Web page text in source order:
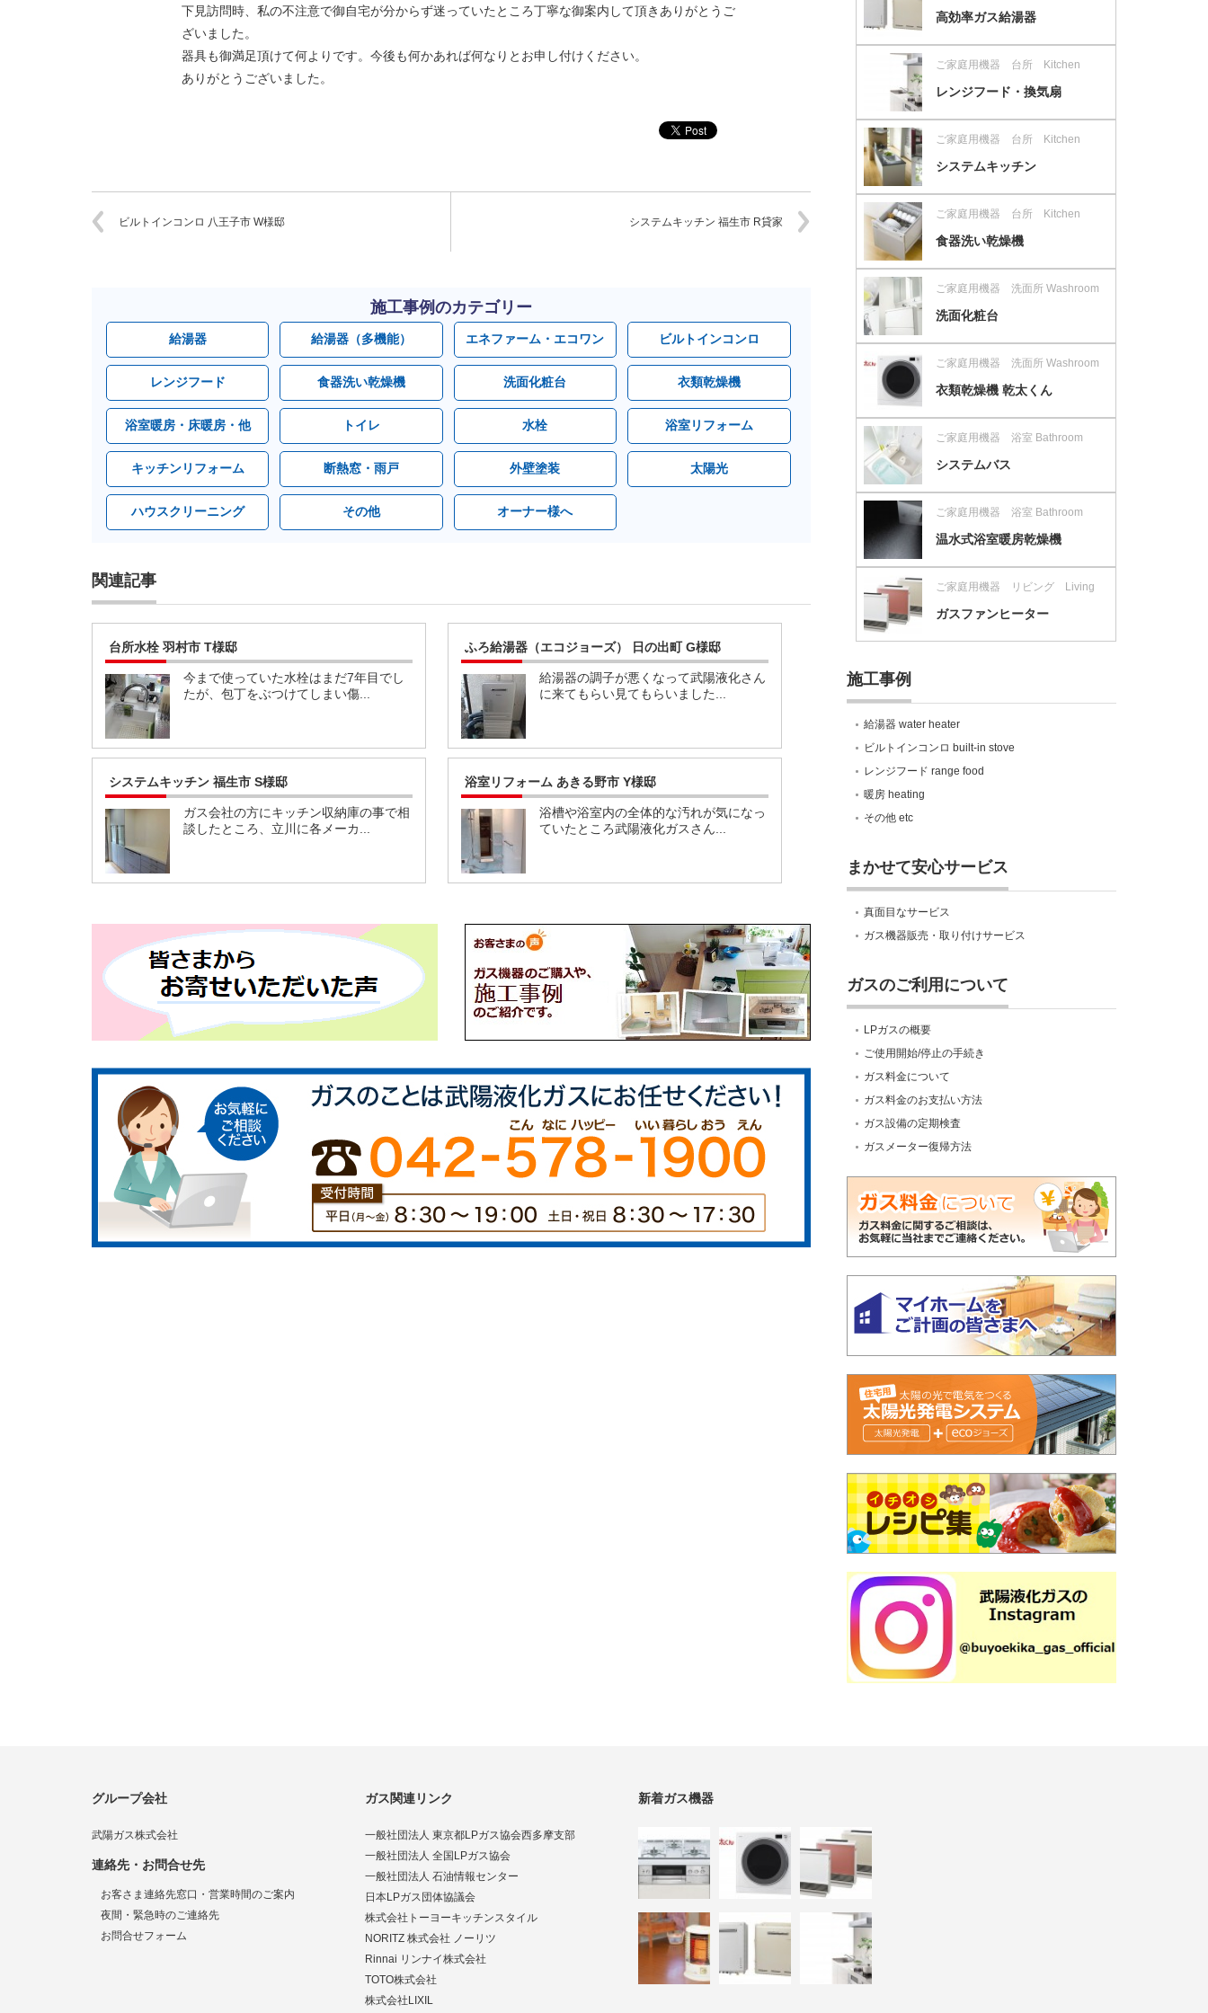
下見訪問時、私の不注意で御自宅が分からず迷っていたところ丁寧な御案内して頂きありがとうご
ざいました。
器具も御満足頂けて何よりです。今後も何かあれば何なりとお申し付けください。
ありがとうございました。
ビルトインコンロ 八王子市 W様邸 システムキッチン 福生市 R貸家
施工事例のカテゴリー
給湯器 給湯器（多機能） エネファーム・エコワン ビルトインコンロ
レンジフード 食器洗い乾燥機 洗面化粧台 衣類乾燥機
浴室暖房・床暖房・他 トイレ 水栓 浴室リフォーム
キッチンリフォーム 断熱窓・雨戸 外壁塗装 太陽光
ハウスクリーニング その他 オーナー様へ
関連記事
台所水栓 羽村市 T様邸
今まで使っていた水栓はまだ7年目でし
たが、包丁をぶつけてしまい傷...
ふろ給湯器（エコジョーズ） 日の出町 G様邸
給湯器の調子が悪くなって武陽液化さん
に来てもらい見てもらいました...
システムキッチン 福生市 S様邸
ガス会社の方にキッチン収納庫の事で相
談したところ、立川に各メーカ...
浴室リフォーム あきる野市 Y様邸
浴槽や浴室内の全体的な汚れが気になっ
ていたところ武陽液化ガスさん...
高効率ガス給湯器
ご家庭用機器 台所 Kitchen
レンジフード・換気扇
ご家庭用機器 台所 Kitchen
システムキッチン
ご家庭用機器 台所 Kitchen
食器洗い乾燥機
ご家庭用機器 洗面所 Washroom
洗面化粧台
ご家庭用機器 洗面所 Washroom
衣類乾燥機 乾太くん
ご家庭用機器 浴室 Bathroom
システムバス
ご家庭用機器 浴室 Bathroom
温水式浴室暖房乾燥機
ご家庭用機器 リビング Living
ガスファンヒーター
施工事例
給湯器 water heater
ビルトインコンロ built-in stove
レンジフード range food
暖房 heating
その他 etc
まかせて安心サービス
真面目なサービス
ガス機器販売・取り付けサービス
ガスのご利用について
LPガスの概要
ご使用開始/停止の手続き
ガス料金について
ガス料金のお支払い方法
ガス設備の定期検査
ガスメーター復帰方法
グループ会社
武陽ガス株式会社
連絡先・お問合せ先
お客さま連絡先窓口・営業時間のご案内
夜間・緊急時のご連絡先
お問合せフォーム
ガス関連リンク
一般社団法人 東京都LPガス協会西多摩支部
一般社団法人 全国LPガス協会
一般社団法人 石油情報センター
日本LPガス団体協議会
株式会社トーヨーキッチンスタイル
NORITZ 株式会社 ノーリツ
Rinnai リンナイ株式会社
TOTO株式会社
株式会社LIXIL
新着ガス機器